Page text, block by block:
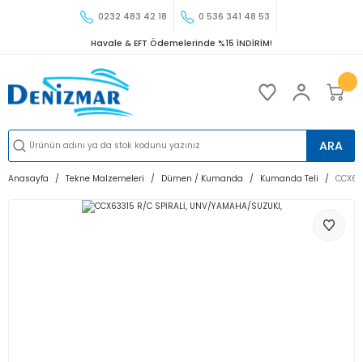
0232 483 42 18 0 536 341 48 53
Havale & EFT Ödemelerinde %15 İNDİRİM!
ARA
Anasayfa Tekne Malzemeleri Dümen / Kumanda Kumanda Teli